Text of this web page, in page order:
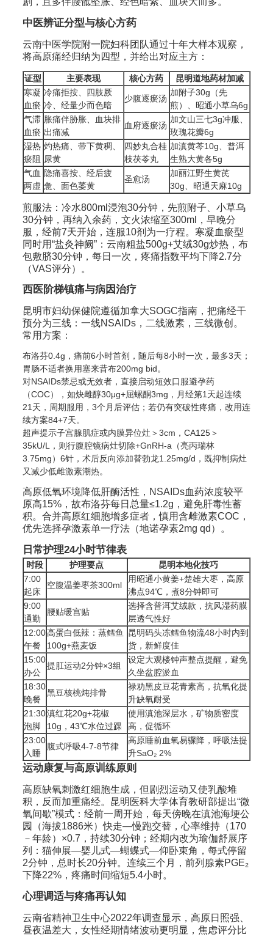
中医辨证分型与核心方药
云南中医学院附一院妇科团队通过十年大样本观察，
将高原痛经归纳为四型，并给出对应主方：
证型 主要表现 核心方药
昆明道地药材加减
寒凝
血瘀
冷痛拒按、四肢厥
冷、经量少而色暗
少腹逐瘀汤
加附子30g（先
煎）、昭通小草乌6g
气滞
血瘀
胀痛伴胁胀、血块排
出痛减
血府逐瘀汤
加文山三七3g冲服、
玫瑰花瓣6g
湿热
瘀阻
灼热痛、带下黄稠、
尿黄
四妙丸合桂
枝茯苓丸
加滇黄芩10g、普洱
生熟大黄各5g
气血
两虚
隐痛喜按、经后疲
惫、面色萎黄
圣愈汤
加丽江野生黄芪
30g、昭通天麻10g
煎服法：冷水800ml浸泡30分钟，先煎附子、小草乌
30分钟，再纳入余药，文火浓缩至300ml，早晚分
服，经前7天开始，连服10剂为一疗程。寒凝血瘀型
同时用“盐灸神阙”：云南粗盐500g+艾绒30g炒热，布
包敷脐30分钟，每日一次，疼痛指数平均下降2.7分
（VAS评分）。
西医阶梯镇痛与病因治疗
昆明市妇幼保健院遵循加拿大SOGC指南，把痛经干
预分为三线：一线NSAIDs，二线激素，三线微创。
常用方案：
布洛芬0.4g，痛前6小时首剂，随后每8小时一次，最多3天；
胃肠不适者换用塞来昔布200mg bid。
对NSAIDs禁忌或无效者，直接启动短效口服避孕药
（COC），如炔雌醇30μg+屈螺酮3mg，月经第1天起连续
21天，周期服用，3个月后评估；若仍有突破性疼痛，改用连
续方案84+7天。
超声提示子宫腺肌症或内膜异位灶＞3cm，CA125＞
35kU/L，则行腹腔镜病灶切除+GnRH-a（亮丙瑞林
3.75mg）6针，术后反向添加替勃龙1.25mg/d，既抑制病灶
又减少低雌激素潮热。
高原低氧环境降低肝酶活性，NSAIDs血药浓度较平
原高15%，故布洛芬每日总量≤1.2g，避免肝毒性蓄
积。合并高原红细胞增多症者，慎用含雌激素COC，
优先选择孕激素单一疗法（地诺孕素2mg qd）。
日常护理24小时节律表
时段 护理要点
昆明本地化技巧
7:00
起床
空腹温姜枣茶300ml
用昭通小黄姜+楚雄大枣，高原
沸点94℃，煮8分钟即可
9:00
通勤
腰贴暖宫贴
选择含普洱艾绒款，抗风湿药膜
层透气性好
12:00
午餐
高蛋白低辣：蒸鳕鱼
100g+燕麦饭
昆明码头冻鳕鱼物流48小时内到
货，新鲜度佳
15:00
办公
提肛运动2分钟×3组
设定大观楼钟声整点提醒，避免
久坐盆腔淤血
18:30
晚餐
黑豆核桃炖排骨
禄劝黑皮豆花青素高，抗氧化提
升缺氧耐受
21:30
泡脚
滇红花20g+花椒
10g，43℃水位过踝
使用滇池深层水，矿物质密度
高，促循环
23:00
入睡
腹式呼吸4-7-8节律
高原睡前血氧易骤降，呼吸法提
升SaO₂ 2%
运动康复与高原训练原则
高原缺氧刺激红细胞生成，但剧烈运动又使乳酸堆
积，反而加重痛经。昆明医科大学体育教研部提出“微
氧间歇”模式：经前一周开始，每天傍晚在滇池海埂公
园（海拔1886米）快走—慢跑交替，心率维持（170
－年龄）×0.7，持续30分钟；经期内改为瑜伽舒展序
列：猫伸展—婴儿式—蝴蝶式—仰卧束角，每式停留
2分钟，总时长20分钟。连续三个月，前列腺素PGE₂
下降22%，疼痛时间缩短5.4小时。
心理调适与疼痛再认知
云南省精神卫生中心2022年调查显示，高原日照强、
昼夜温差大，女性经期情绪波动更明显，焦虑评分比